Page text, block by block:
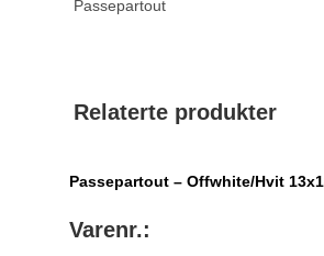
Passepartout
Relaterte produkter
Passepartout – Offwhite/Hvit
Varenr.: